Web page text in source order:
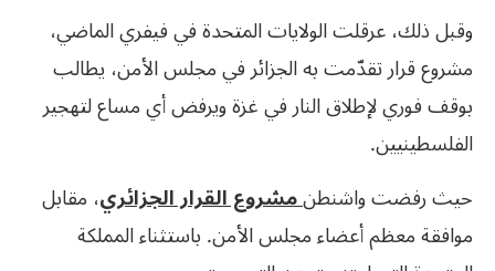
وقبل ذلك، عرقلت الولايات المتحدة في فيفري الماضي،
مشروع قرار تقدّمت به الجزائر في مجلس الأمن، يطالب
بوقف فوري لإطلاق النار في غزة ويرفض أي مساع لتهجير
الفلسطينيين.
حيث رفضت واشنطنمشروع القرار الجزائري، مقابل
موافقة معظم أعضاء مجلس الأمن. باستثناء المملكة